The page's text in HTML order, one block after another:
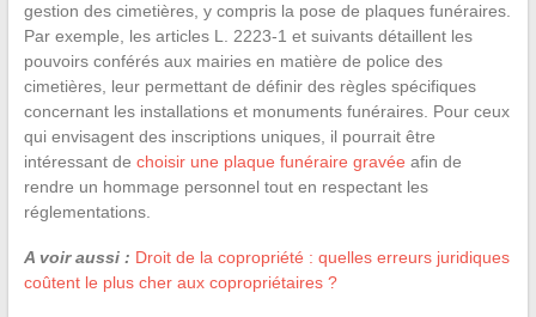
gestion des cimetières, y compris la pose de plaques funéraires.
Par exemple, les articles L. 2223-1 et suivants détaillent les
pouvoirs conférés aux mairies en matière de police des
cimetières, leur permettant de définir des règles spécifiques
concernant les installations et monuments funéraires. Pour ceux
qui envisagent des inscriptions uniques, il pourrait être
intéressant de choisir une plaque funéraire gravée afin de
rendre un hommage personnel tout en respectant les
réglementations.
A voir aussi : Droit de la copropriété : quelles erreurs juridiques
coûtent le plus cher aux copropriétaires ?